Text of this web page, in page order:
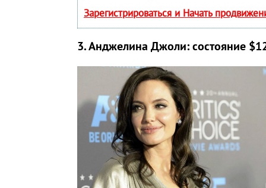
Зарегистрироваться и Начать
3. Анджелина Джоли: состояние